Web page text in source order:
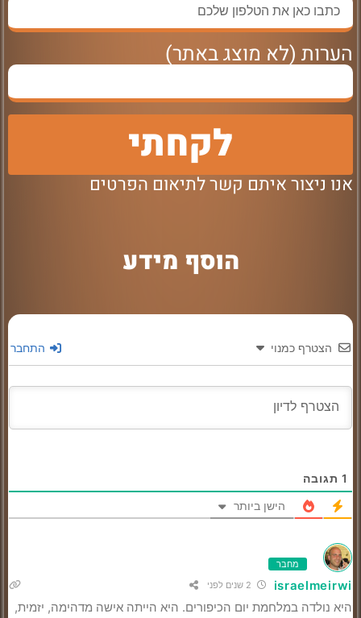
הערות (לא מוצג באתר)
לקחתי
אנו ניצור איתם קשר לתיאום הפרטים
הוסף מידע
הצטרף כמנוי התחבר
1 תגובה
הישן ביותר
מחבר
israelmeirwi
היא נולדה במלחמת יום הכיפורים. היא הייתה אישה מדהימה, יזמית,